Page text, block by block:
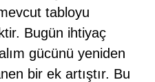
tabloyu
Bugün ihtiyaç
gücünü yeniden
bir ek artıştır. Bu